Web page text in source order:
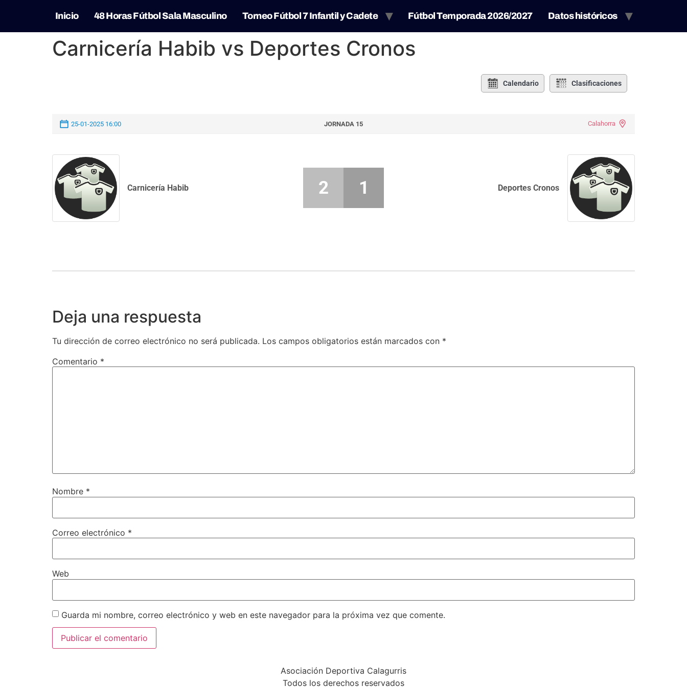
Inicio 48 Horas Fútbol Sala Masculino Torneo Fútbol 7 Infantil y Cadete Fútbol Temporada 2026/2027 Datos históricos
Carnicería Habib vs Deportes Cronos
Calendario Clasificaciones
25-01-2025 16:00 JORNADA 15 Calahorra
Carnicería Habib Deportes Cronos
2 1
Deja una respuesta
Tu dirección de correo electrónico no será publicada. Los campos obligatorios están marcados con *
Comentario *
Nombre *
Correo electrónico *
Web
Guarda mi nombre, correo electrónico y web en este navegador para la próxima vez que comente.
Asociación Deportiva Calagurris
Todos los derechos reservados